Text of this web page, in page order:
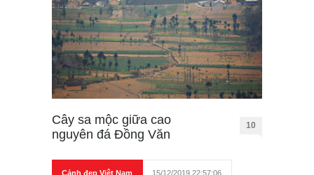
Cây sa mộc giữa cao
nguyên đá Đồng Văn
10
Cảnh đẹp Việt Nam 15/12/2019 22:57:06